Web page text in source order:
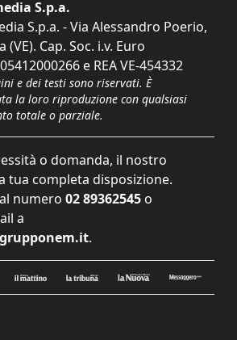
S.p.a.
S.p.a. - Via Alessandro Poerio,
(VE). Cap. Soc. i.v. Euro
e REA VE-454332
e dei testi sono riservati. È
la loro riproduzione con qualsiasi
totale o parziale.
o domanda, il nostro
tua completa disposizione.
numero 02 89362545 o
a
.